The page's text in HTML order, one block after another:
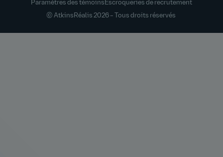
Paramètres des témoins Escroqueries de recrutement
© AtkinsRéalis 2026 – Tous droits réservés